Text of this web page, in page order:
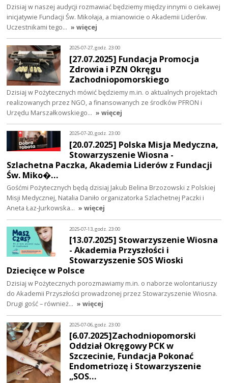
Dzisiaj w naszej audycji rozmawiać będziemy między innymi o ciekawej
inicjatywie Fundacji Św. Mikołaja, a mianowicie o Akademii Liderów.
Uczestnikami tego… » więcej
2025-07-27, godz. 23:00
[27.07.2025] Fundacja Promocja
Zdrowia i PZN Okręgu
Zachodniopomorskiego
Dzisiaj w Pożytecznych mówić będziemy m.in. o aktualnych projektach
realizowanych przez NGO, a finansowanych ze środków PFRON i
Urzędu Marszałkowskiego… » więcej
2025-07-20, godz. 23:00
[20.07.2025] Polska Misja Medyczna,
Stowarzyszenie Wiosna -
Szlachetna Paczka, Akademia Liderów z Fundacji
Św. Miko�…
Gośćmi Pożytecznych będą dzisiaj Jakub Belina Brzozowski z Polskiej
Misji Medycznej, Natalia Daniło organizatorka Szlachetnej Paczki i
Aneta Łaz-Jurkowska… » więcej
2025-07-13, godz. 23:00
[13.07.2025] Stowarzyszenie Wiosna
- Akademia Przyszłości i
Stowarzyszenie SOS Wioski
Dziecięce w Polsce
Dzisiaj w Pożytecznych porozmawiamy m.in. o naborze wolontariuszy
do Akademii Przyszłości prowadzonej przez Stowarzyszenie Wiosna.
Drugi gość – również… » więcej
2025-07-06, godz. 23:00
[6.07.2025]Zachodniopomorski
Oddział Okręgowy PCK w
Szczecinie, Fundacja Pokonać
Endometriozę i Stowarzyszenie
„SOS…